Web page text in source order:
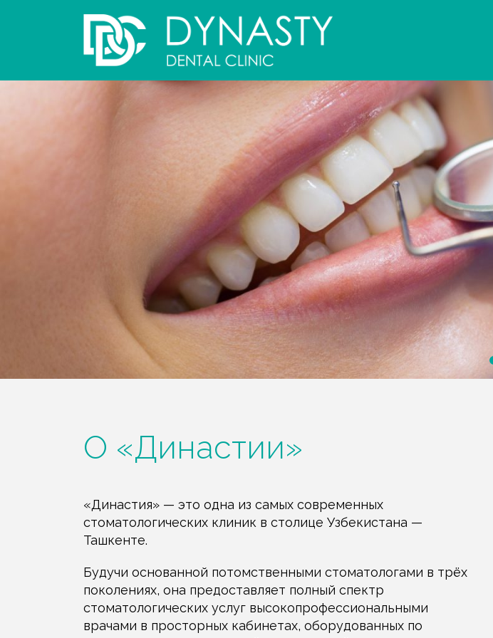
О «Династии»
«Династия» — это одна из самых современных
стоматологических клиник в столице Узбекистана —
Ташкенте.
Будучи основанной потомственными стоматологами в трёх
поколениях, она предоставляет полный спектр
стоматологических услуг высокопрофессиональными
врачами в просторных кабинетах, оборудованных по
В нашей работе мы стремимся
обеспечить пациентов
отличным качеством
Современное
стоматологическое
оборудование и